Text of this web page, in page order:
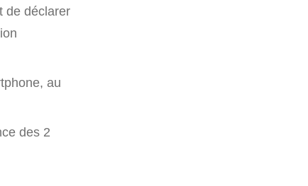
de déclarer
au
des 2